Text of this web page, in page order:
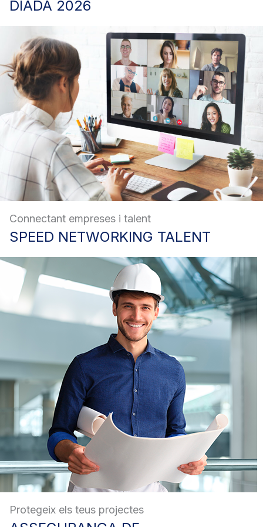
DIADA 2026
Connectant empreses i talent
SPEED NETWORKING TALENT
Protegeix els teus projectes